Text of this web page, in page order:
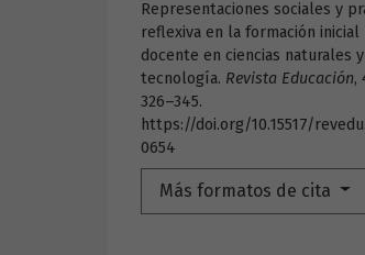
Representaciones sociales y
reflexiva en la formación inicial
docente en ciencias naturales y
tecnología. Revista Educación,
326–345.
https://doi.org/10.15517/
0654
Más formatos de cita